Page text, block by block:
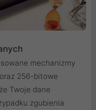
mechanizmy
256-bitowe
Twoje dane
zgubienia